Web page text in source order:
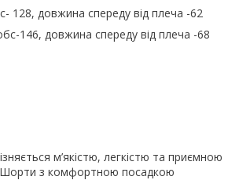
128, довжина спереду від плеча -62
146, довжина спереду від плеча -68
м’якістю, легкістю та приємною
Шорти з комфортною посадкою